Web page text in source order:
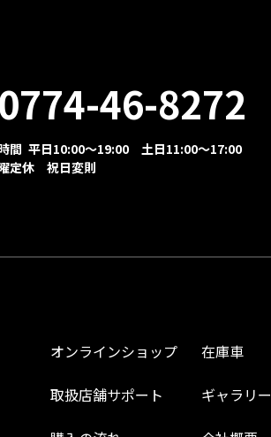
0774-46-8272
間 平日10:00～19:00 土日11:00～17:00
定休 祝日変則
オンラインショップ 在庫車
取扱店舗サポート ギャラリー